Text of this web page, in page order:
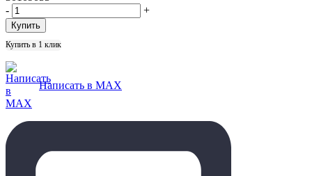
-
+
Купить в 1 клик
Написать в MAX